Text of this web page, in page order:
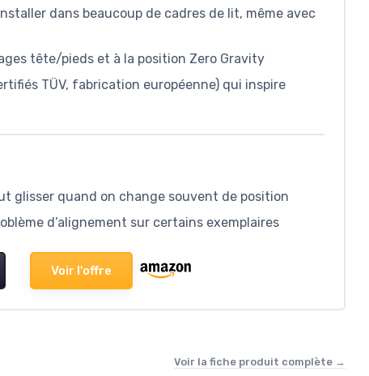
dans beaucoup de cadres de lit, même avec
tête/pieds et à la position Zero Gravity
TÜV, fabrication européenne) qui inspire
glisser quand on change souvent de position
d’alignement sur certains exemplaires
Voir l'offre
Voir la fiche produit complète →